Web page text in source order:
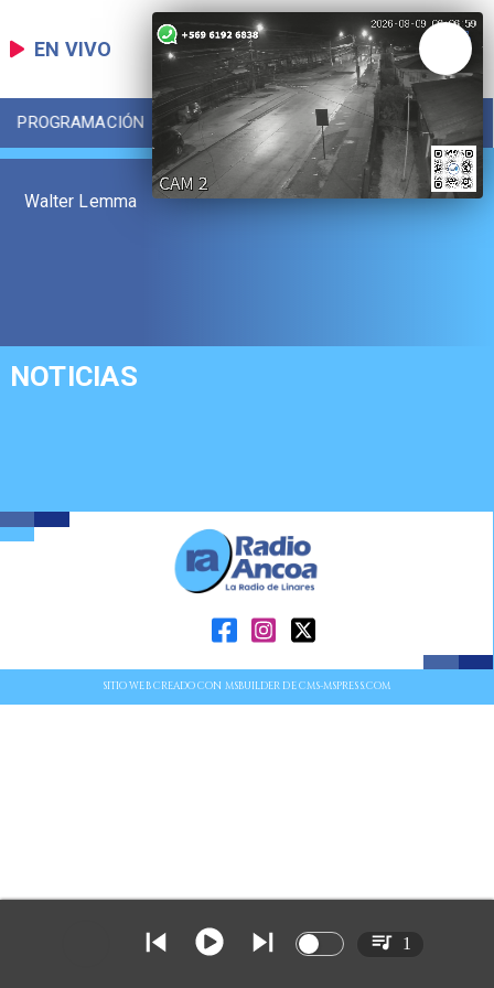
EN VIVO
PROGRAMACIÓN LOCAL DEPORTES
Walter Lemma
NOTICIAS
SITIO WEB CREADO CON MSBUILDER DE CMS-MSPRESS.COM
1